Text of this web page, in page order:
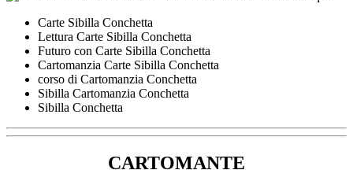
Carte Sibilla Conchetta
Lettura Carte Sibilla Conchetta
Futuro con Carte Sibilla Conchetta
Cartomanzia Carte Sibilla Conchetta
corso di Cartomanzia Conchetta
Sibilla Cartomanzia Conchetta
Sibilla Conchetta
CARTOMANTE